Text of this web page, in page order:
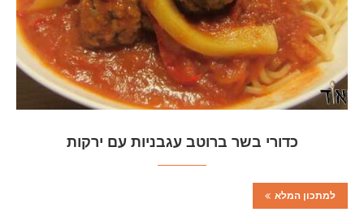
כדורי בשר ברוטב עגבניות עם ירקות
למתכון המלא